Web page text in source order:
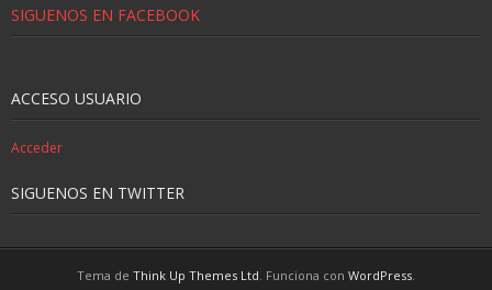
SIGUENOS EN FACEBOOK
ACCESO USUARIO
Acceder
SIGUENOS EN TWITTER
Tema de Think Up Themes Ltd. Funciona con WordPress.